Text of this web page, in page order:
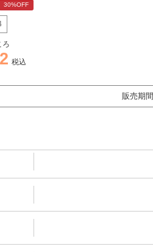
30%OFF
ろ
税込
販売期間